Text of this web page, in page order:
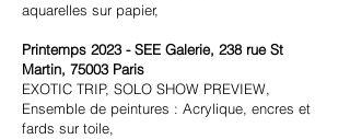
aquarelles sur papier,
Printemps 2023 -SEE Galerie, 238 rue St
Martin, 75003 Paris
EXOTIC TRIP, SOLO SHOW PREVIEW,
Ensemble de peintures : Acrylique, encres et
fards sur toile,